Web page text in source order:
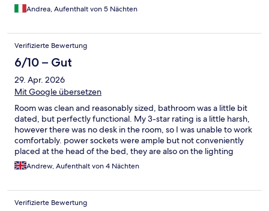
Andrea, Aufenthalt von 5 Nächten
Verifizierte Bewertung
6/10 – Gut
29. Apr. 2026
Mit Google übersetzen
Room was clean and reasonably sized, bathroom was a little bit
dated, but perfectly functional. My 3-star rating is a little harsh,
however there was no desk in the room, so I was unable to work
comfortably. power sockets were ample but not conveniently
placed at the head of the bed, they are also on the lighting
circuit, so you need to keep some of the lights on to use them. I
couldn't work out how the T.V worked, gave up. You do not get
something to be aware of. All that being said would I stay again?
- definitely!
Andrew, Aufenthalt von 4 Nächten
Verifizierte Bewertung